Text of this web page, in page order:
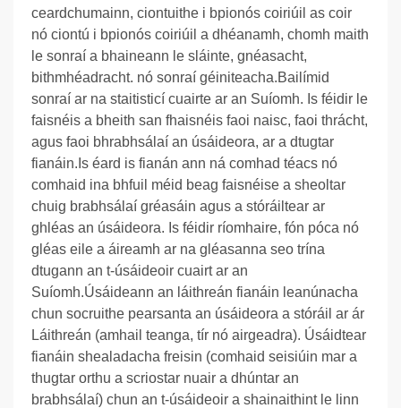
ceardchumainn, ciontuithe i bpionós coiriúil as coir
nó ciontú i bpionós coiriúil a dhéanamh, chomh maith
le sonraí a bhaineann le sláinte, gnéasacht,
bithmhéadracht. nó sonraí géiniteacha.Bailímid
sonraí ar na staitisticí cuairte ar an Suíomh. Is féidir le
faisnéis a bheith san fhaisnéis faoi naisc, faoi thrácht,
agus faoi bhrabhsálaí an úsáideora, ar a dtugtar
fianáin. Is éard is fianán ann ná comhad téacs nó
comhaid ina bhfuil méid beag faisnéise a sheoltar
chuig brabhsálaí gréasáin agus a stóráiltear ar
ghléas an úsáideora. Is féidir ríomhaire, fón póca nó
gléas eile a áireamh ar na gléasanna seo trína
dtugann an t-úsáideoir cuairt ar an
Suíomh.Úsáideann an láithreán fianáin leanúnacha
chun socruithe pearsanta an úsáideora a stóráil ar ár
Láithreán (amhail teanga, tír nó airgeadra). Úsáidtear
fianáin shealadacha freisin (comhaid seisiúin mar a
thugtar orthu a scriostar nuair a dhúntar an
brabhsálaí) chun an t-úsáideoir a shainaithint le linn